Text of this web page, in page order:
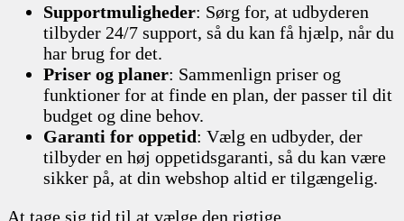
Supportmuligheder: Sørg for, at udbyderen
tilbyder 24/7 support, så du kan få hjælp, når du
har brug for det.
Priser og planer: Sammenlign priser og
funktioner for at finde en plan, der passer til dit
budget og dine behov.
Garanti for oppetid: Vælg en udbyder, der
tilbyder en høj oppetidsgaranti, så du kan være
sikker på, at din webshop altid er tilgængelig.
At tage sig tid til at vælge den rigtige